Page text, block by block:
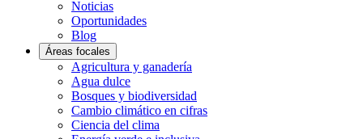
Noticias
Oportunidades
Blog
Áreas focales
Agricultura y ganadería
Agua dulce
Bosques y biodiversidad
Cambio climático en cifras
Ciencia del clima